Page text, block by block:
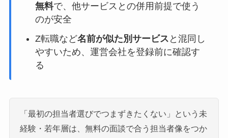
無料で、他サービスとの併用前提で使う
のが安全
Z転職など名前が似た別サービス と混同し
やすいため、運営会社を登録前に確認す
る
「最初の担当者選びでつまずきたくない」という未
経験・若年層は、無料の面談で合う担当者像をつか